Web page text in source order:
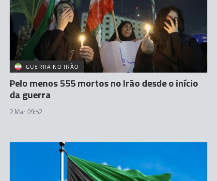
GUERRA NO IRÃO
Pelo menos 555 mortos no Irão desde o início
da guerra
2 Mar 09:52